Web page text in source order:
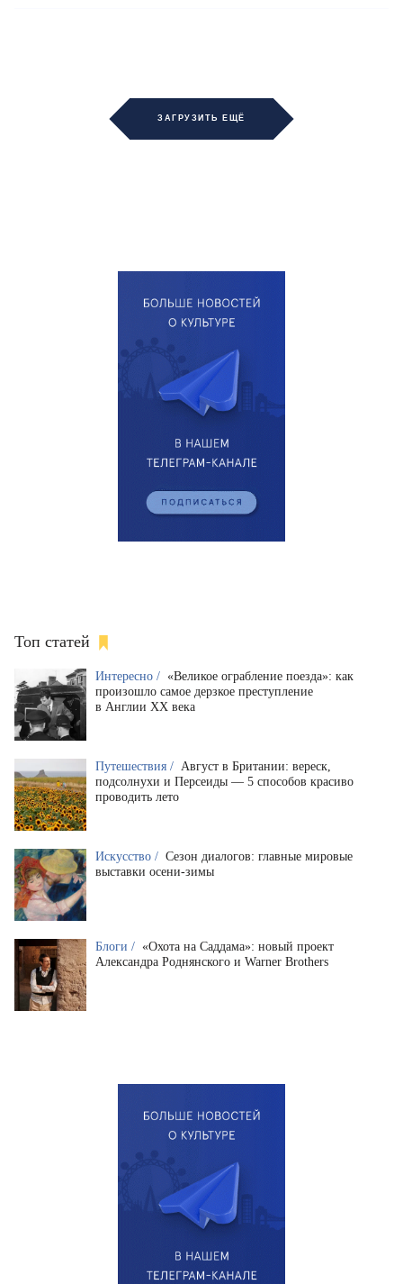
ЗАГРУЗИТЬ ЕЩЁ
Топ статей
Интересно / «Великое ограбление поезда»: как
произошло самое дерзкое преступление
в Англии XX века
Путешествия / Август в Британии: вереск,
подсолнухи и Персеиды — 5 способов красиво
проводить лето
Искусство / Сезон диалогов: главные мировые
выставки осени-зимы
Блоги / «Охота на Саддама»: новый проект
Александра Роднянского и Warner Brothers